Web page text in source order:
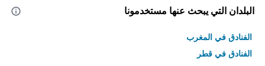
البلدان التي يبحث عنها مستخدمونا
الفنادق في المغرب
الفنادق في قطر